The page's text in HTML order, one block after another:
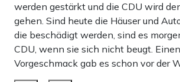
werden gestärkt und die CDU wird
gehen. Sind heute die Häuser und
die beschädigt werden, sind es
CDU, wenn sie sich nicht beugt.
Vorgeschmack gab es schon vor der